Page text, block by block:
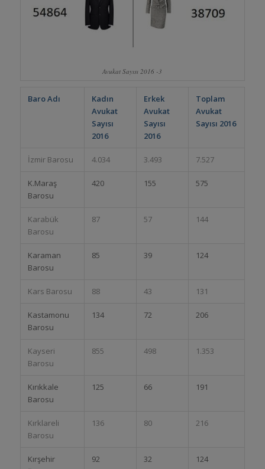
Avukat Sayısı 2016 -3
Baro Adı
Kadın
Avukat
Sayısı
2016
Erkek
Avukat
Sayısı
2016
Toplam
Avukat
Sayısı 2016
İzmir Barosu 4.034 3.493 7.527
K.Maraş
Barosu
420 155 575
Karabük
Barosu
87 57 144
Karaman
Barosu
85 39 124
Kars Barosu 88 43 131
Kastamonu
Barosu
134 72 206
Kayseri
Barosu
855 498 1.353
Kırıkkale
Barosu
125 66 191
Kırklareli
Barosu
136 80 216
Kırşehir
92 32 124